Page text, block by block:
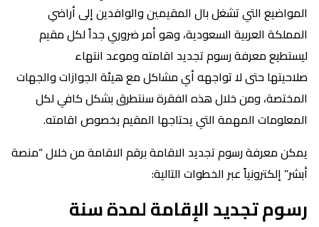
المواضيع التي تشغل بال المقيمين والوافدين إلى أراضي
المملكة العربية السعودية، وهو أمر ضروري جداً لكل مقيم
ليستطيع معرفة رسوم تجديد اقامته وموعد انتهاء
صلاحيتها حتى لا تواجهه أي مشاكل مع هيئة الجوازات والجهات
المختصة، ومن خلال هذه الفقرة سنتطرق بشكل كافي لكل
المعلومات المهمة التي يحتاجها المقيم بخصوص اقامته.
يمكن معرفة رسوم تجديد الاقامة برقم الاقامة من خلال “منصة
أبشر” إلكترونياً عبر الخطوات التالية:
رسوم تجديد الإقامة لمدة سنة